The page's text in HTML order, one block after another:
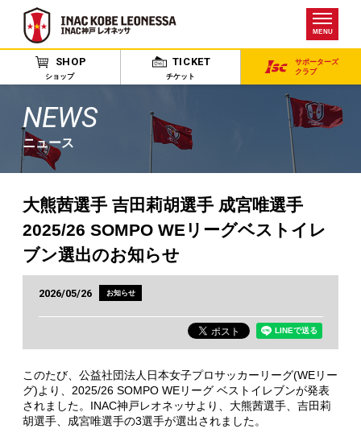
MENU
SHOP
ショップ
TICKET
チケット
サポーターズ
クラブ
NEWS
ニュース
大熊茜選手 吉田莉胡選手 成宮唯選手
2025/26 SOMPO WEリーグベストイレ
ブン選出のお知らせ
2026/05/26 お知らせ
このたび、公益社団法人日本女子プロサッカーリーグ(WEリー
グ)より、2025/26 SOMPO WEリーグ ベストイレブンが発表
されました。INAC神戸レオネッサより、大熊茜選手、吉田莉
胡選手、成宮唯選手の3選手が選出されました。